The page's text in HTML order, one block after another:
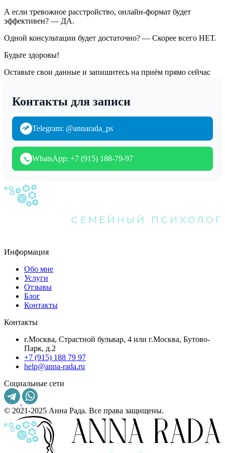
А если тревожное расстройство, онлайн-формат будет
эффективен? — ДА.
Одной консультации будет достаточно? — Скорее всего НЕТ.
Будьте здоровы!
Оставьте свои данные и запишитесь на приём прямо сейчас
Контакты для записи
Telegram: @annarada_ps
WhatsApp: +7 (915) 188-79-97
Информация
Обо мне
Услуги
Отзывы
Блог
Контакты
Контакты
г.Москва, Страстной бульвар, 4 или г.Москва, Бутово-
Парк, д.2
+7 (915) 188 79 97
help@anna-rada.ru
Социальные сети
© 2021-2025 Анна Рада. Все права защищены.